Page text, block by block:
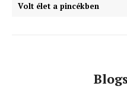
Volt élet a pincékben